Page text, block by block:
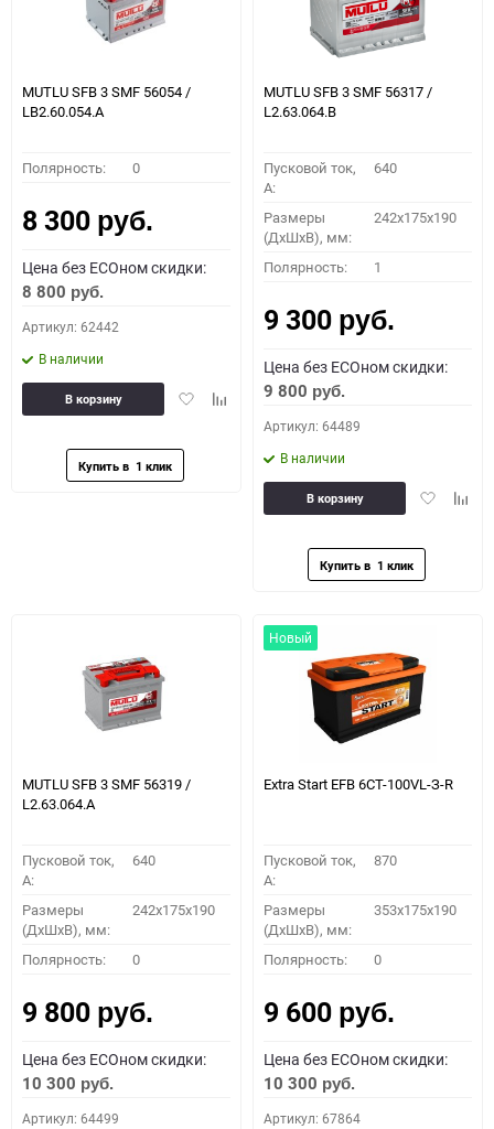
ПОДОБРАТЬ
Как определить полярность?
3 - обратная 4 - прямая
90
MUTLU SFB 3 SMF 56054 /
LB2.60.054.A
Полярность: 0
8 300 руб.
Цена без ECOном скидки:
8 800 руб.
Артикул: 62442
В наличии
ДобавитьДобавить
сравнению
В корзину
MUTLU SFB 3 SMF 56317 /
L2.63.064.B
Пусковой ток,
A:
640
Размеры
(ДхШхВ), мм:
242x175x190
Полярность: 1
9 300 руб.
Цена без ECOном скидки:
9 800 руб.
Артикул: 64489
В наличии
Добавить
В корзину
MUTLU SFB 3 SMF 56319 /
L2.63.064.А
Пусковой ток,
A:
640
Размеры
(ДхШхВ), мм:
242x175x190
Полярность: 0
9 800 руб.
Цена без ECOном скидки:
10 300 руб.
Артикул: 64499
Новый
Extra Start EFB 6СТ-100VL-З-R
Пусковой ток,
A:
870
Размеры
(ДхШхВ), мм:
353х175х190
Полярность: 0
9 600 руб.
Цена без ECOном скидки:
10 300 руб.
Артикул: 67864